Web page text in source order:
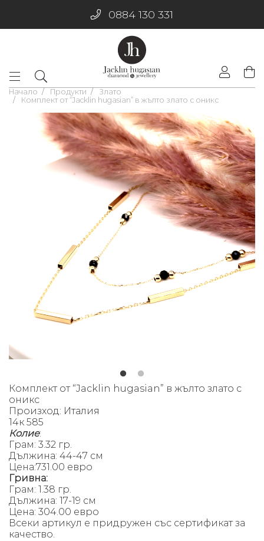
0884 130 331
Начало Продукти
Злато
Комплект от “Jacklin hugasian” в жълто злато с оникс
Комплект от “Jacklin hugasian” в жълто злато с
оникс
Произход: Италия
14к 585
Колие:
Грам: 3.32 гр.
Дължина: 44-47 см
Цена:731.00 евро
Гривна:
Грам: 1.38 гр.
Дължина: 17-19 см
Цена: 304.00 евро
Всеки артикул е придружен със сертификат за
качество.